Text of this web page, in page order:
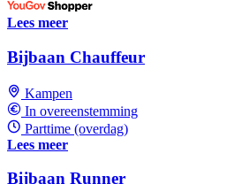
Lees meer
Bijbaan Chauffeur
Kampen
In overeenstemming
Parttime (overdag)
Lees meer
Bijbaan Runner